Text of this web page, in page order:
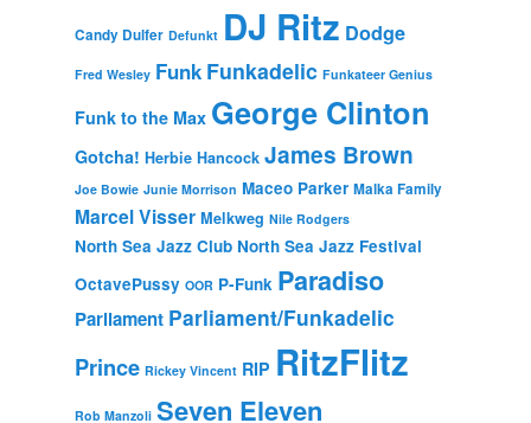
Candy Dulfer Defunkt DJ Ritz Dodge
Fred Wesley Funk Funkadelic Funkateer Genius
Funk to the Max George Clinton
Gotcha! Herbie Hancock James Brown
Joe Bowie Junie Morrison Maceo Parker Malka Family
Marcel Visser Melkweg Nile Rodgers
North Sea Jazz Club North Sea Jazz Festival
OctavePussy OOR P-Funk Paradiso
Parliament Parliament/Funkadelic
Prince Rickey Vincent RIP RitzFlitz
Rob Manzoli Seven Eleven